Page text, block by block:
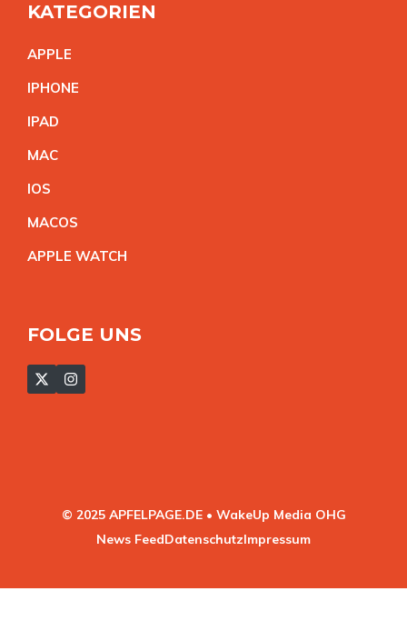
KATEGORIEN
APPLE
IPHONE
IPAD
MAC
IOS
MACOS
APPLE WATCH
FOLGE UNS
© 2025 APFELPAGE.DE • WakeUp Media OHG
News FeedDatenschutzImpressum